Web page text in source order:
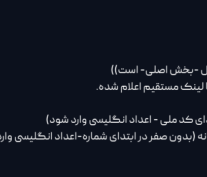
لینک مستقیم اعلام شده.